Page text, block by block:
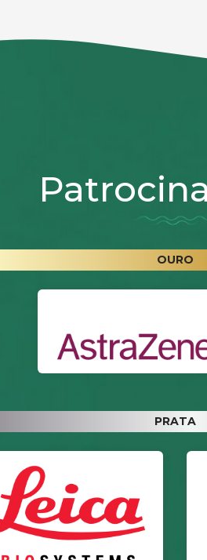
OURO
PRATA